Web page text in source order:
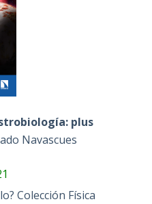
plus
Navascues
Colección Física